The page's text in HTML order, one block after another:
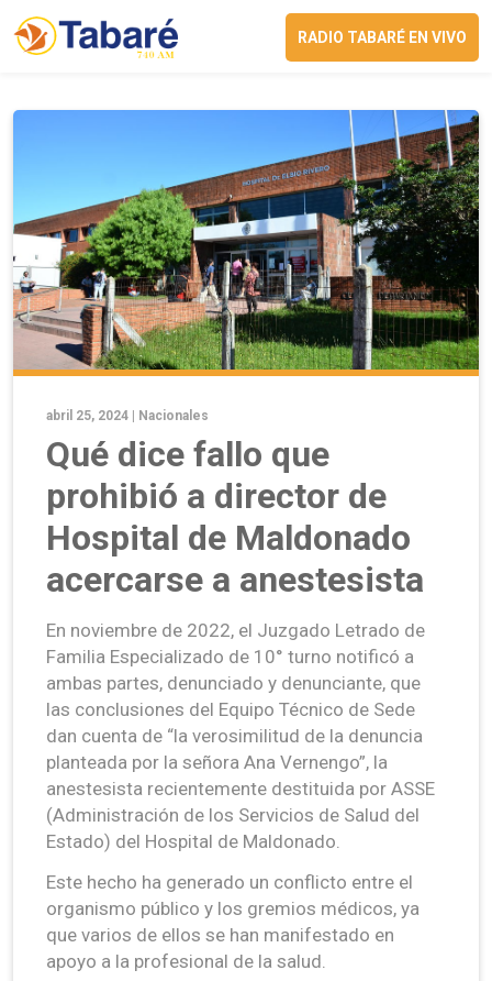
RADIO TABARÉ EN VIVO
abril 25, 2024 | Nacionales
Qué dice fallo que
prohibió a director de
Hospital de Maldonado
acercarse a anestesista
En noviembre de 2022, el Juzgado Letrado de
Familia Especializado de 10° turno notificó a
ambas partes, denunciado y denunciante, que
las conclusiones del Equipo Técnico de Sede
dan cuenta de “la verosimilitud de la denuncia
planteada por la señora Ana Vernengo”, la
anestesista recientemente destituida por ASSE
(Administración de los Servicios de Salud del
Estado) del Hospital de Maldonado.
Este hecho ha generado un conflicto entre el
organismo público y los gremios médicos, ya
que varios de ellos se han manifestado en
apoyo a la profesional de la salud.